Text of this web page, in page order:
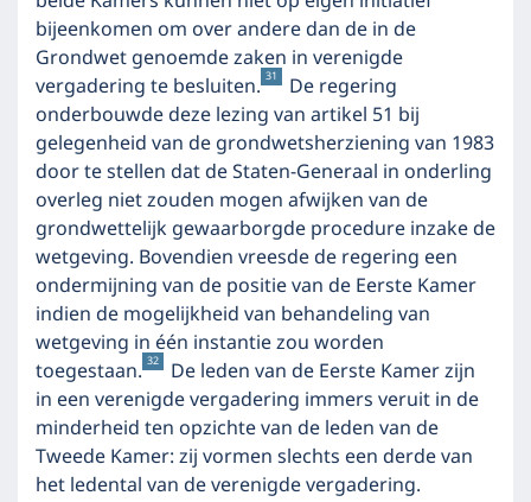
bijeenkomen om over andere dan de in de
Grondwet genoemde zaken in verenigde
vergadering te besluiten. 31
De regering
onderbouwde deze lezing van artikel 51 bij
gelegenheid van de grondwetsherziening van 1983
door te stellen dat de Staten-Generaal in onderling
overleg niet zouden mogen afwijken van de
grondwettelijk gewaarborgde procedure inzake de
wetgeving. Bovendien vreesde de regering een
ondermijning van de positie van de Eerste Kamer
indien de mogelijkheid van behandeling van
wetgeving in één instantie zou worden
toegestaan. 32
De leden van de Eerste Kamer zijn
in een verenigde vergadering immers veruit in de
minderheid ten opzichte van de leden van de
Tweede Kamer: zij vormen slechts een derde van
het ledental van de verenigde vergadering.